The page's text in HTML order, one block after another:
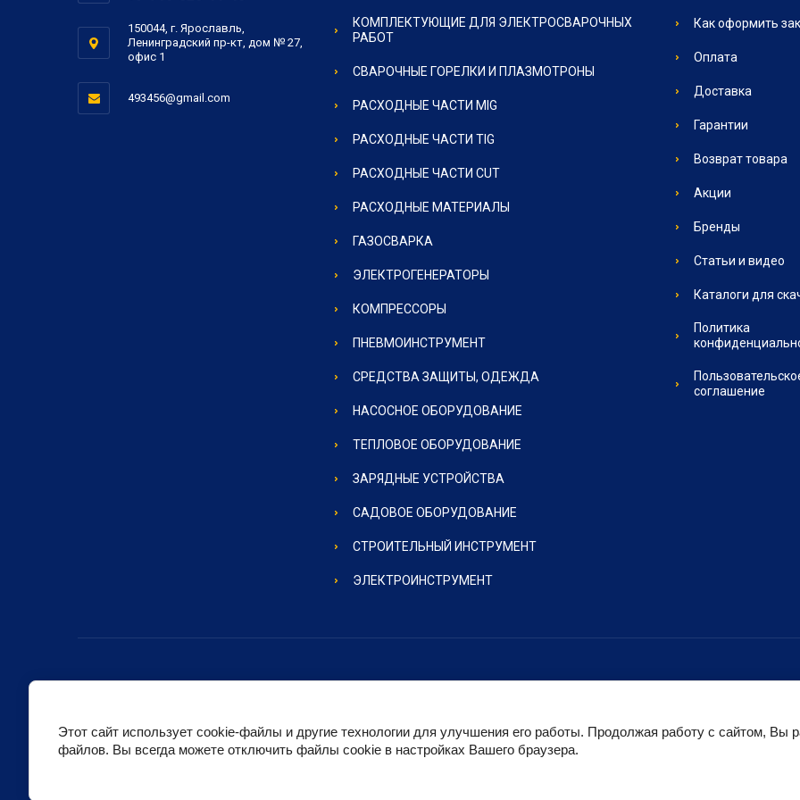
150044, г. Ярославль,
Ленинградский пр-кт, дом № 27,
офис 1
493456@gmail.com
КОМПЛЕКТУЮЩИЕ ДЛЯ ЭЛЕКТРОСВАРОЧНЫХ
РАБОТ
СВАРОЧНЫЕ ГОРЕЛКИ И ПЛАЗМОТРОНЫ
РАСХОДНЫЕ ЧАСТИ MIG
РАСХОДНЫЕ ЧАСТИ TIG
РАСХОДНЫЕ ЧАСТИ CUT
РАСХОДНЫЕ МАТЕРИАЛЫ
ГАЗОСВАРКА
ЭЛЕКТРОГЕНЕРАТОРЫ
КОМПРЕССОРЫ
ПНЕВМОИНСТРУМЕНТ
СРЕДСТВА ЗАЩИТЫ, ОДЕЖДА
НАСОСНОЕ ОБОРУДОВАНИЕ
ТЕПЛОВОЕ ОБОРУДОВАНИЕ
ЗАРЯДНЫЕ УСТРОЙСТВА
САДОВОЕ ОБОРУДОВАНИЕ
СТРОИТЕЛЬНЫЙ ИНСТРУМЕНТ
ЭЛЕКТРОИНСТРУМЕНТ
Как оформить
Оплата
Доставка
Гарантии
Возврат товара
Акции
Бренды
Статьи и видео
Каталоги для
Политика
соглашение
Этот сайт использует cookie-файлы и другие технологии для улучшения его работы. Продолжая работу с сайтом, Вы
файлов. Вы всегда можете отключить файлы cookie в настройках Вашего браузера.